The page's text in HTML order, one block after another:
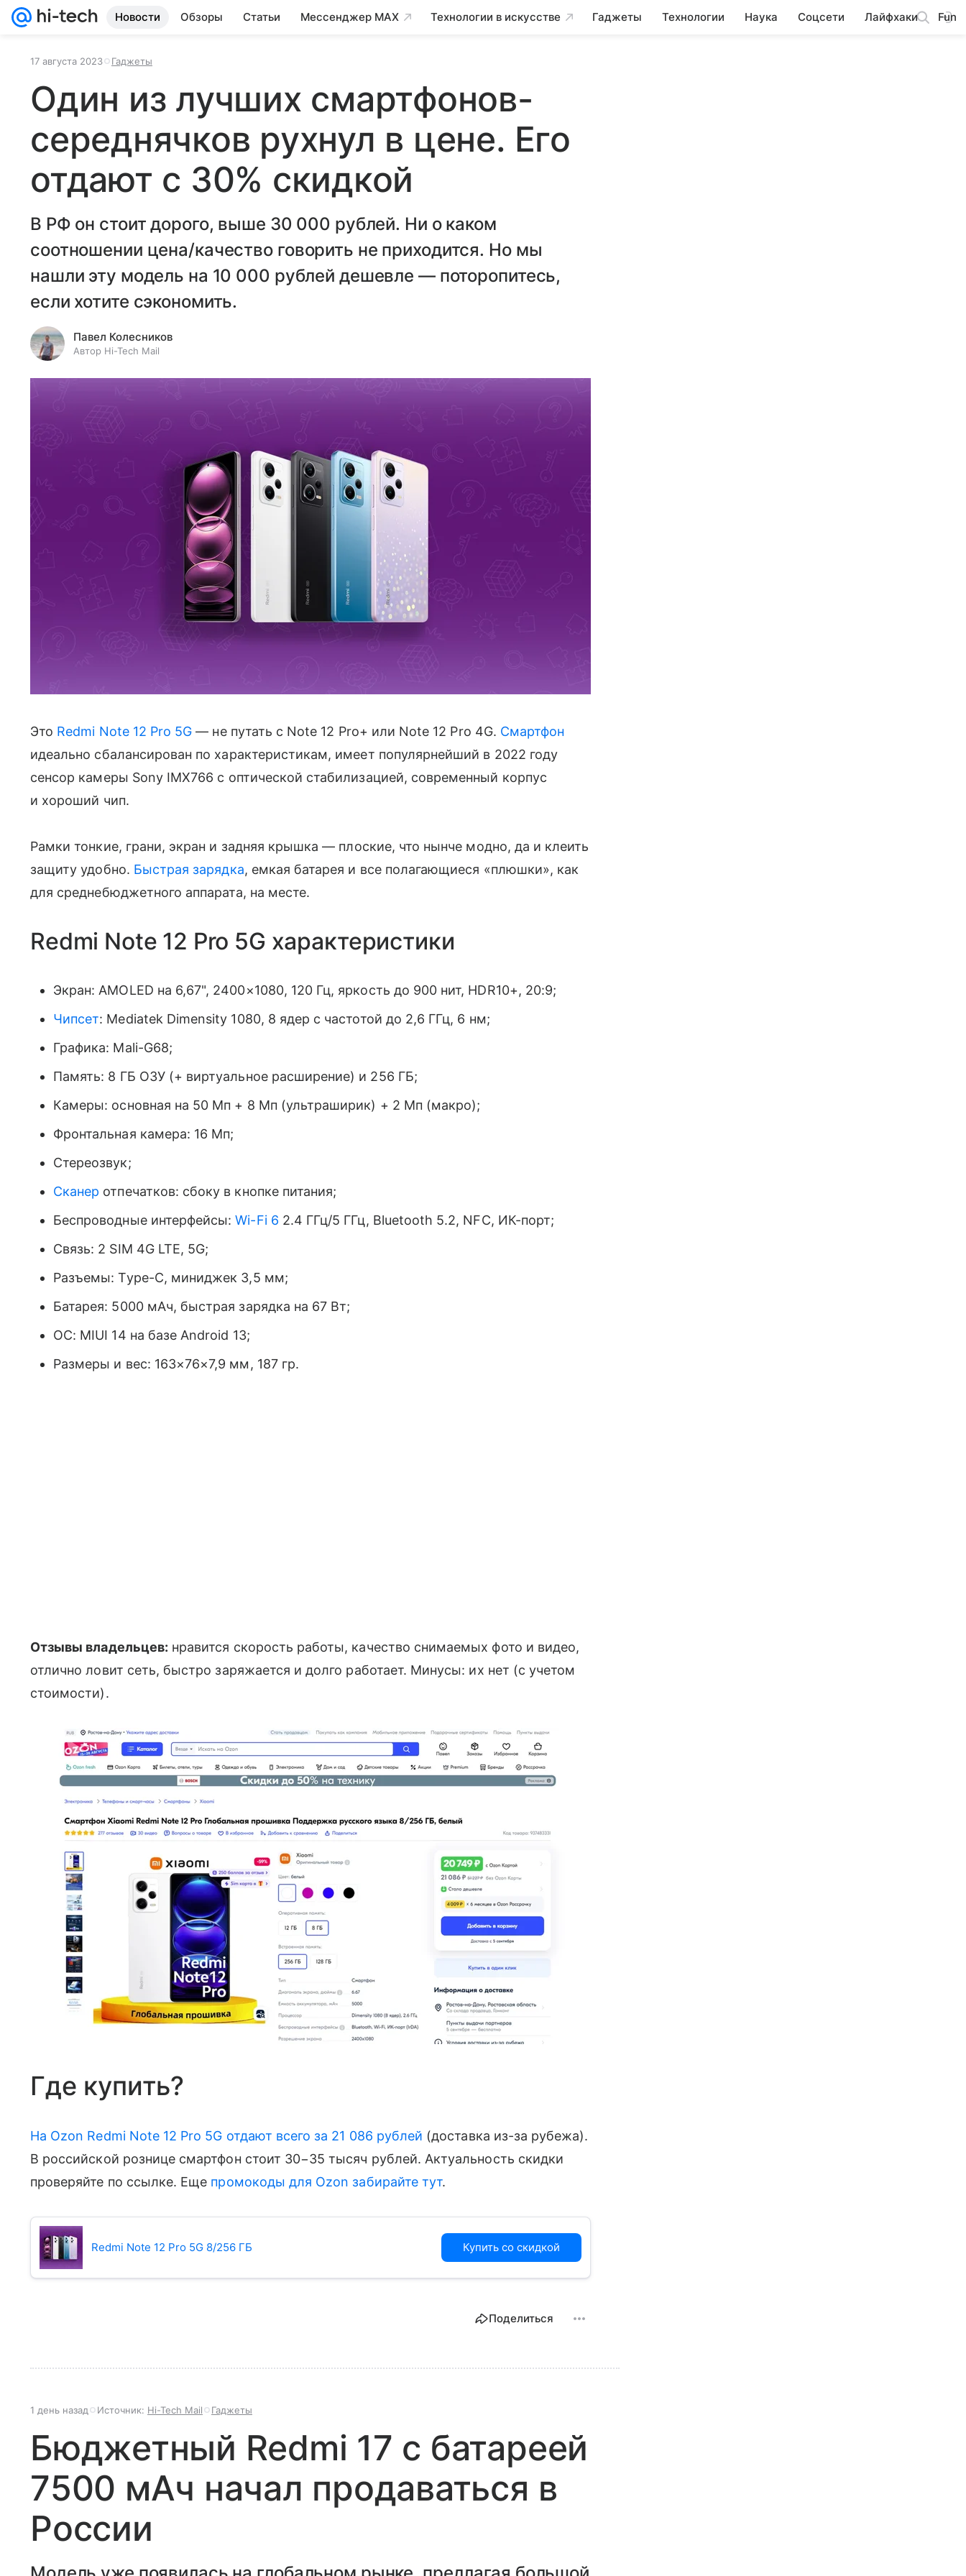
Новости Обзоры Статьи Мессенджер MAX Технологии в искусстве Гаджеты Технологии Наука Соцсети Лайфхаки Fun
17 августа 2023 Гаджеты
Один из лучших смартфонов-
середнячков рухнул в цене. Его
отдают с 30% скидкой
В РФ он стоит дорого, выше 30 000 рублей. Ни о каком
соотношении цена/качество говорить не приходится. Но мы
нашли эту модель на 10 000 рублей дешевле — поторопитесь,
если хотите сэкономить.
Павел Колесников
Автор Hi-Tech Mail
Это Redmi Note 12 Pro 5G — не путать с Note 12 Pro+ или Note 12 Pro 4G. Смартфон
идеально сбалансирован по характеристикам, имеет популярнейший в 2022 году
сенсор камеры Sony IMX766 с оптической стабилизацией, современный корпус
и хороший чип.
Рамки тонкие, грани, экран и задняя крышка — плоские, что нынче модно, да и клеить
защиту удобно. Быстрая зарядка, емкая батарея и все полагающиеся «плюшки», как
для среднебюджетного аппарата, на месте.
Redmi Note 12 Pro 5G характеристики
Экран: AMOLED на 6,67", 2400×1080, 120 Гц, яркость до 900 нит, HDR10+, 20:9;
Чипсет: Mediatek Dimensity 1080, 8 ядер с частотой до 2,6 ГГц, 6 нм;
Графика: Mali-G68;
Память: 8 ГБ ОЗУ (+ виртуальное расширение) и 256 ГБ;
Камеры: основная на 50 Мп + 8 Мп (ультраширик) + 2 Мп (макро);
Фронтальная камера: 16 Мп;
Стереозвук;
Сканер отпечатков: сбоку в кнопке питания;
Беспроводные интерфейсы:Wi-Fi 6 2.4 ГГц/5 ГГц, Bluetooth 5.2, NFC, ИК-порт;
Связь: 2 SIM 4G LTE, 5G;
Разъемы: Type-C, миниджек 3,5 мм;
Батарея: 5000 мАч, быстрая зарядка на 67 Вт;
ОС: MIUI 14 на базе Android 13;
Размеры и вес: 163×76×7,9 мм, 187 гр.
Отзывы владельцев: нравится скорость работы, качество снимаемых фото и видео,
отлично ловит сеть, быстро заряжается и долго работает. Минусы: их нет (с учетом
стоимости).
Где купить?
На Ozon Redmi Note 12 Pro 5G отдают всего за 21 086 рублей (доставка из-за рубежа).
В российской рознице смартфон стоит 30−35 тысяч рублей. Актуальность скидки
проверяйте по ссылке. Еще промокоды для Ozon забирайте тут.
Redmi Note 12 Pro 5G 8/256 ГБ Купить со скидкой
Поделиться
1 день назад Источник: Hi-Tech Mail Гаджеты
Бюджетный Redmi 17 с батареей
7500 мАч начал продаваться в
России